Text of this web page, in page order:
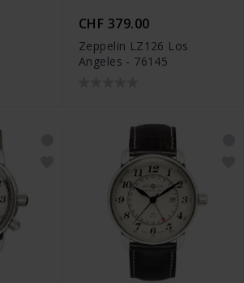
CHF 379.00
Zeppelin LZ126 Los
Angeles - 76145